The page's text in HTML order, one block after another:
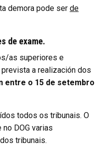
demora pode ser de
de exame.
as superiores e
a realización dos
entre o 15 de setembro
todos os tribunais. O
DOG varias
tribunais.